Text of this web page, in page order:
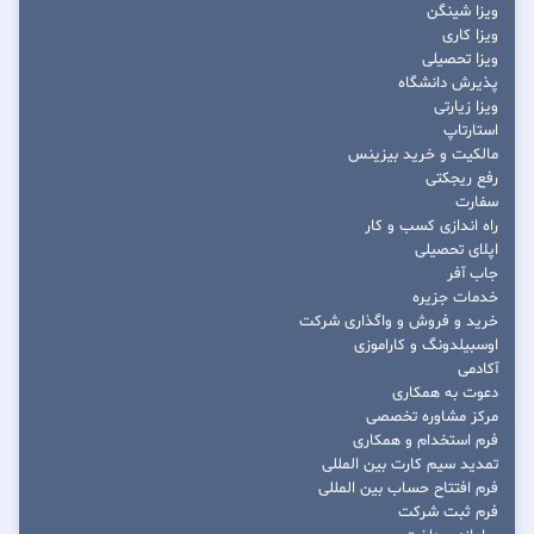
ویزا شینگن
ویزا کاری
ویزا تحصیلی
پذیرش دانشگاه
ویزا زیارتی
استارتاپ
مالکیت و خرید بیزینس
رفع ریجکتی
سفارت
راه اندازی کسب و کار
اپلای تحصیلی
جاب آفر
خدمات جزیره
خرید و فروش و واگذاری شرکت
اوسبیلدونگ و کاراموزی
آکادمی
دعوت به همکاری
مرکز مشاوره تخصصی
فرم استخدام و همکاری
تمدید سیم کارت بین المللی
فرم افتتاح حساب بین المللی
فرم ثبت شرکت